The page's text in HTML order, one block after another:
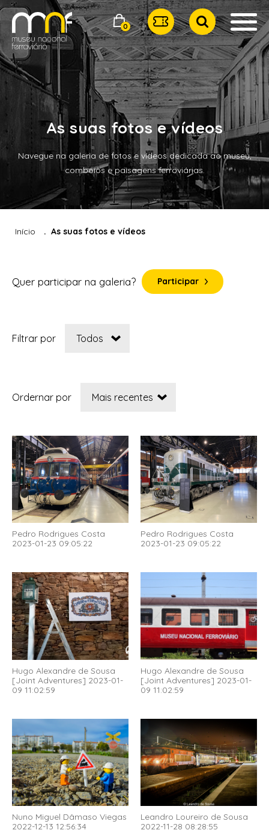
0
As suas fotos e vídeos
Navegue na galeria de fotos e vídeos dedicada ao museu,
comboios e paisagens ferroviárias.
Início As suas fotos e vídeos
Quer participar na galeria? Participar
Filtrar por
Ordernar por
Pedro Rodrigues Costa
2023-01-23 09:05:22
Pedro Rodrigues Costa
2023-01-23 09:05:22
Hugo Alexandre de Sousa
[Joint Adventures] 2023-01-
09 11:02:59
Hugo Alexandre de Sousa
[Joint Adventures] 2023-01-
09 11:02:59
Nuno Miguel Dâmaso Viegas
2022-12-13 12:56:34
Leandro Loureiro de Sousa
2022-11-28 08:28:55